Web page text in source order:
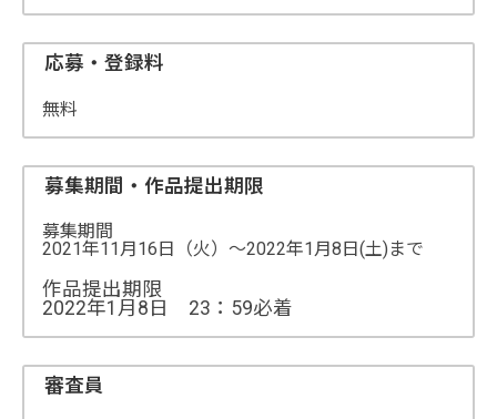
応募・登録料
無料
募集期間・作品提出期限
募集期間
2021年11月16日（火）～2022年1月8日(土)まで
作品提出期限
2022年1月8日 23：59必着
審査員